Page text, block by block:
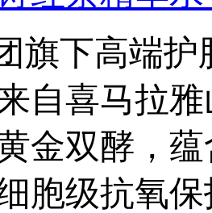
旗下高端
自喜马拉
金双酵，
胞级抗氧